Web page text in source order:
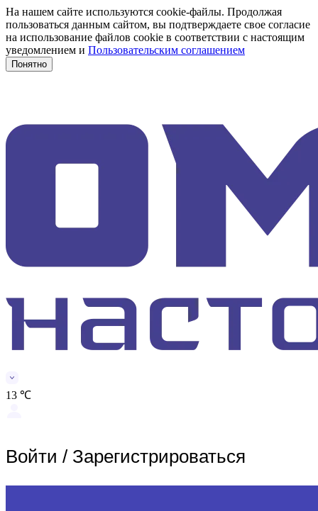
На нашем сайте используются cookie-файлы. Продолжая
пользоваться данным сайтом, вы подтверждаете свое согласие
на использование файлов cookie в соответствии с настоящим
уведомлением и Пользовательским соглашением
Понятно
13 ℃
Войти / Зарегистрироваться